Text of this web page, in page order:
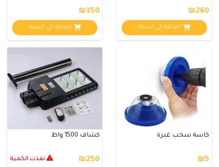
₪260
اضافة الي السلة
₪350
اضافة الي السلة
كاسة سحب غبرة
₪5
كشاف 1500 واط
₪250 نفذت الكمية